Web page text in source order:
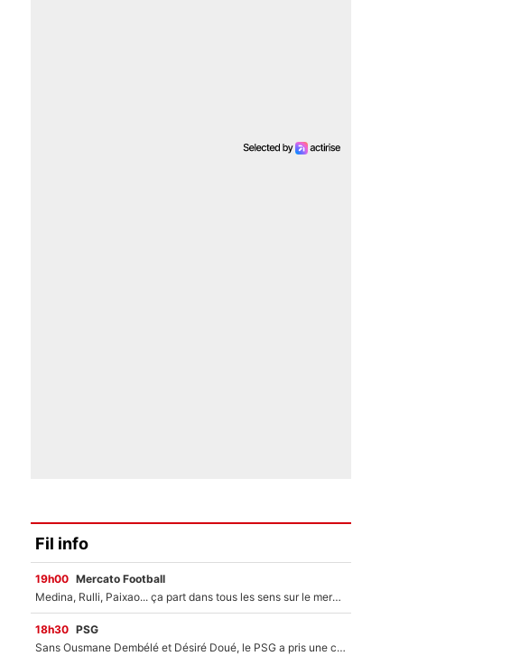
Fil info
19h00 Mercato Football
Medina, Rulli, Paixao... ça part dans tous les sens sur le mercato de l'OM : Frank McCourt va enfin récupérer l'argent qu'il attend ?
18h30 PSG
Sans Ousmane Dembélé et Désiré Doué, le PSG a pris une correction face à Majorque : Luis Enrique attend avec impatience des renforts !